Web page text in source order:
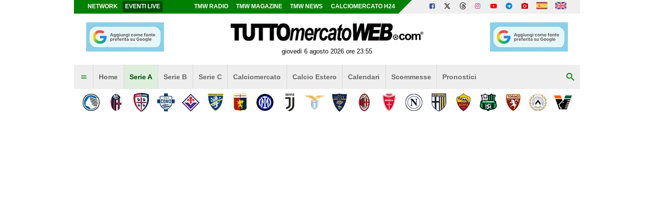
NETWORK EVENTI LIVE TMW RADIO TMW MAGAZINE TMW NEWS CALCIOMERCATO H24
giovedì 6 agosto 2026 ore 23:55
Home Serie A Serie B Serie C Calciomercato Calcio Estero Calendari Scommesse Pronostici